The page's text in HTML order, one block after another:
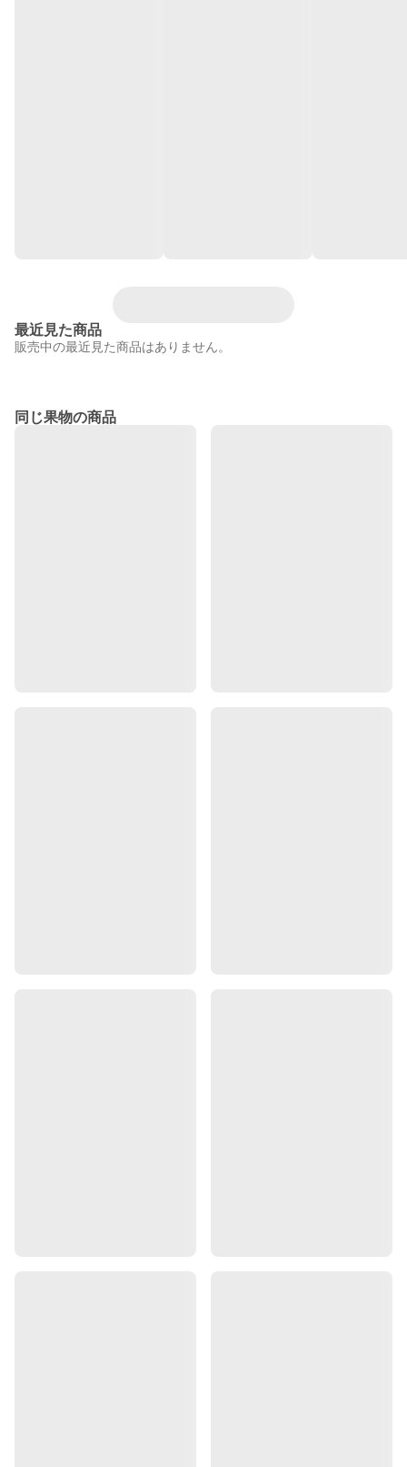
最近見た商品
販売中の最近見た商品はありません。
同じ果物の商品